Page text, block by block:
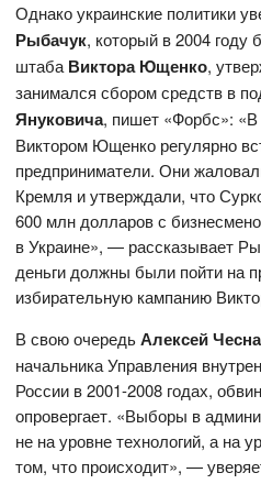
Однако украинские политики
Рыбачук, который в 2004 году
штабаВиктора Ющенко,
занимался сбором средств в
Януковича, пишет «Форбс»:
Виктором Ющенко регулярно
предприниматели. Они
Кремля и утверждали, что
600 млн долларов с
в Украине», — рассказывает
деньги должны были пойти на
избирательную кампанию
В свою очередьАлексей
начальника Управления
России в 2001-2008 годах,
опровергает. «Выборы в
не на уровне технологий, а на
том, что происходит», —